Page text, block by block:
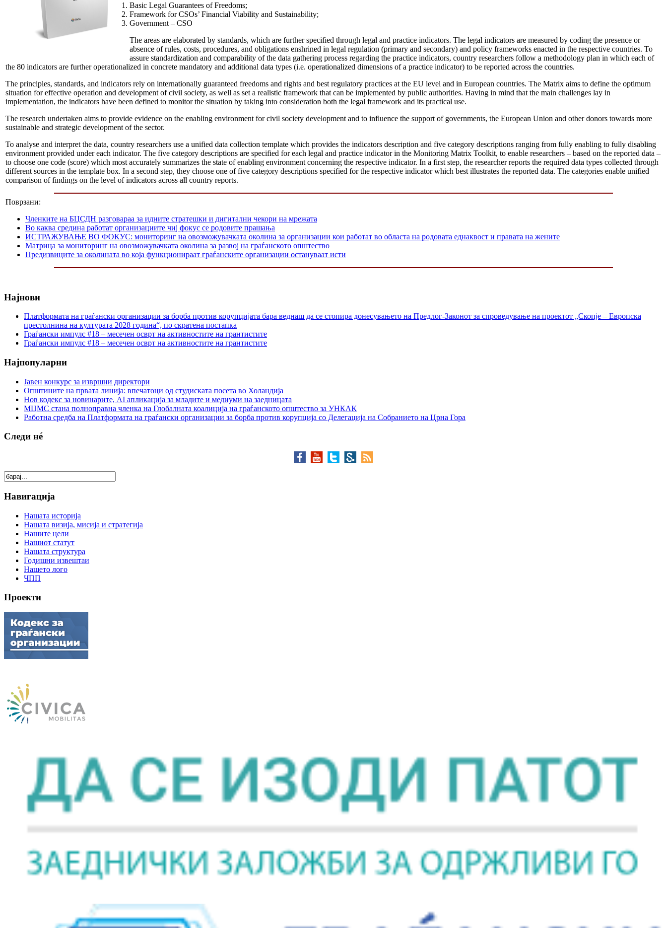
Basic Legal Guarantees of Freedoms;
Framework for CSOs’ Financial Viability and Sustainability;
Government – CSO
The areas are elaborated by standards, which are further specified through legal and practice indicators. The legal indicators are measured by coding the presence or
absence of rules, costs, procedures, and obligations enshrined in legal regulation (primary and secondary) and policy frameworks enacted in the respective countries. To
assure standardization and comparability of the data gathering process regarding the practice indicators, country researchers follow a methodology plan in which each of
the 80 indicators are further operationalized in concrete mandatory and additional data types (i.e. operationalized dimensions of a practice indicator) to be reported across the countries.
The principles, standards, and indicators rely on internationally guaranteed freedoms and rights and best regulatory practices at the EU level and in European countries. The Matrix aims to define the optimum
situation for effective operation and development of civil society, as well as set a realistic framework that can be implemented by public authorities. Having in mind that the main challenges lay in
implementation, the indicators have been defined to monitor the situation by taking into consideration both the legal framework and its practical use.
The research undertaken aims to provide evidence on the enabling environment for civil society development and to influence the support of governments, the European Union and other donors towards more
sustainable and strategic development of the sector.
To analyse and interpret the data, country researchers use a unified data collection template which provides the indicators description and five category descriptions ranging from fully enabling to fully disabling
environment provided under each indicator. The five category descriptions are specified for each legal and practice indicator in the Monitoring Matrix Toolkit, to enable researchers – based on the reported data –
to choose one code (score) which most accurately summarizes the state of enabling environment concerning the respective indicator. In a first step, the researcher reports the required data types collected through
different sources in the template box. In a second step, they choose one of five category descriptions specified for the respective indicator which best illustrates the reported data. The categories enable unified
comparison of findings on the level of indicators across all country reports.
Поврзани:
Членките на БЦСДН разговараа за идните стратешки и дигитални чекори на мрежата
Во каква средина работат организациите чиј фокус се родовите прашања
ИСТРАЖУВАЊЕ ВО ФОКУС: мониторинг на овозможувачката околина за организации кои работат во областа на родовата еднаквост и правата на жените
Матрица за мониторинг на овозможувачката околина за развој на граѓанското општество
Предизвиците за околината во која функционираат граѓанските организации остануваат исти
Најнови
Платформата на граѓански организации за борба против корупцијата бара веднаш да се стопира донесувањето на Предлог-Законот за спроведување на проектот „Скопје – Европска
престолнина на културата 2028 година“, по скратена постапка
Граѓански импулс #18 – месечен осврт на активностите на грантистите
Граѓански импулс #18 – месечен осврт на активностите на грантистите
Најпопуларни
Јавен конкурс за извршни директори
Општините на првата линија: впечатоци од студиската посета во Холандија
Нов кодекс за новинарите, AI апликација за младите и медиуми на заедницата
МЦМС стана полноправна членка на Глобалната коалиција на граѓанското општество за УНКАК
Работна средба на Платформата на граѓански организации за борба против корупција со Делегација на Собранието на Црна Гора
Следи нé
Навигација
Нашата историја
Нашата визија, мисија и стратегија
Нашите цели
Нашиот статут
Нашата структура
Годишни извештаи
Нашето лого
ЧПП
Проекти